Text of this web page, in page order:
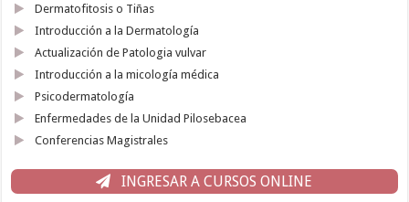
Dermatofitosis o Tiñas
Introducción a la Dermatología
Actualización de Patologia vulvar
Introducción a la micología médica
Psicodermatología
Enfermedades de la Unidad Pilosebacea
Conferencias Magistrales
INGRESAR A CURSOS ONLINE